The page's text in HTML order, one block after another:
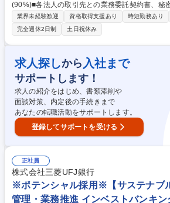
(90%)■各法人の取引先との業務委託契約書、秘
連書類（MSAを含む英文契約含む）のレビュー
人に適用される業法／規制／ガイドライン対応 ■各法人における新規ビジ
ネスおよび例外事案における法的リスクの分析
法人職員向け法務コンプライアンス研修の実施
OGC (Office of the General Counsel) で進められ
集職種 [R&BP_208]【契約書レビュー・リスクマ
人・弁護士法人担当
業界未経験歓迎 資格取得支援あり 時短勤務あり
完全週休2日制
土日祝休み
求人探しから 入社まで
サポートします！
求人の紹介をはじめ、書類添削や
面談対策、内定後の手続きまで
あなたの転職活動をサポートします。
登録してサポートを受ける
正社員
株式会社三菱UFJ銀行
※ポテンシャル採用※【サステナブ
管理・業務推進 インベストバンキ